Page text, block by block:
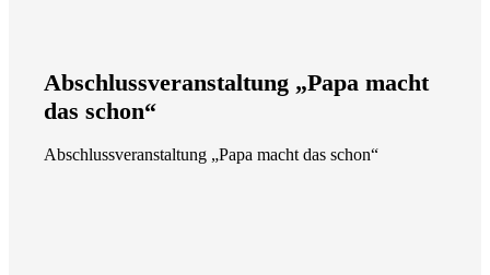
Abschlussveranstaltung „Papa macht
das schon“
Abschlussveranstaltung „Papa macht das schon“